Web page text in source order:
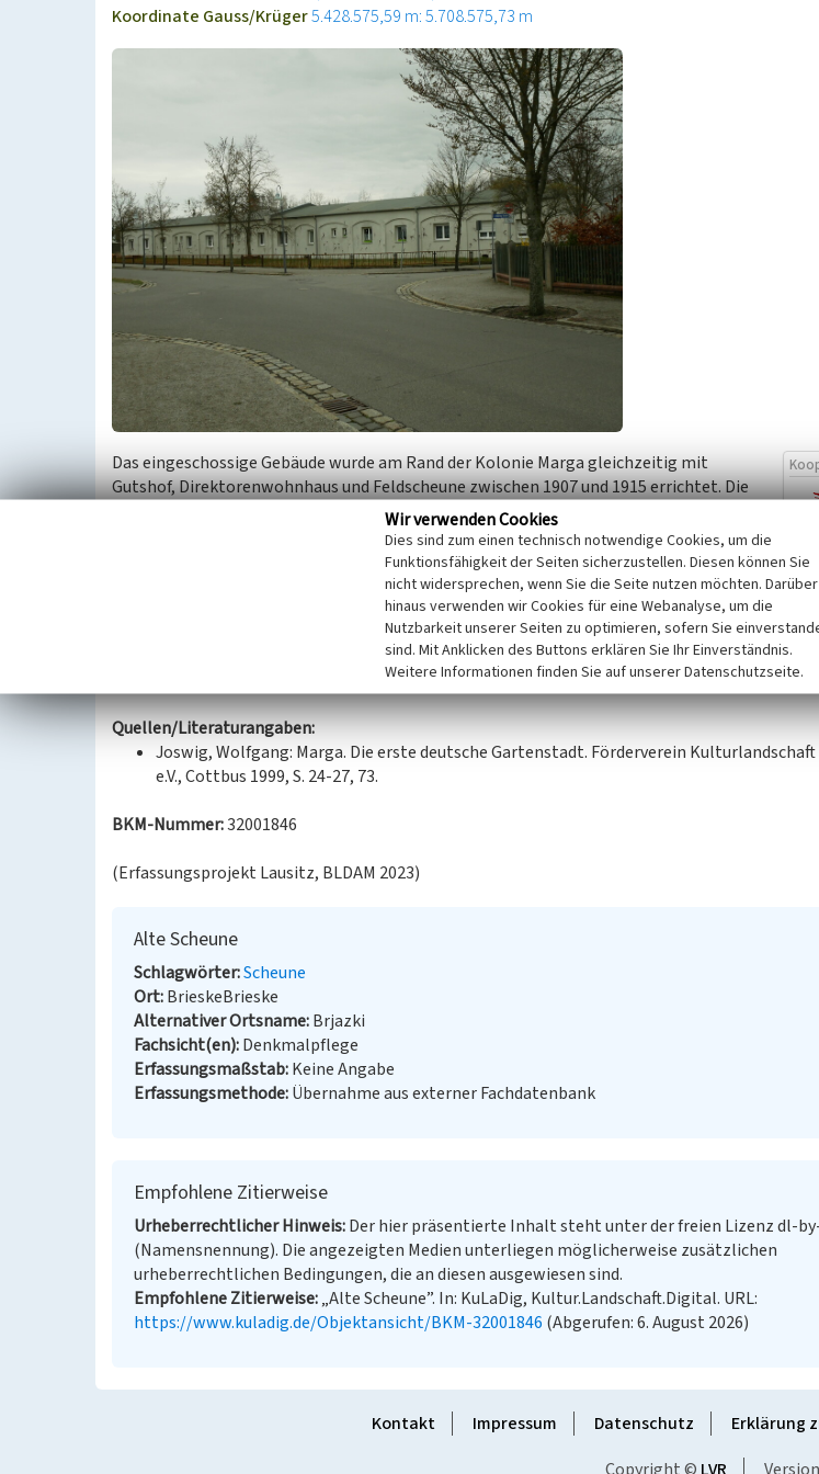
Koordinate Gauss/Krüger5.428.575,59 m: 5.708.575,73 m
Das eingeschossige Gebäude wurde am Rand der Kolonie Marga gleichzeitig mit
Gutshof, Direktorenwohnhaus und Feldscheune zwischen 1907 und 1915 errichtet. Die
Fassade vermittelt durch die Reihung großer Segmentbögen, die scheinbar in Stützen
auslaufen, die Anmutung einer vorgelegten Arkade.
Die Scheune wurde zu Wohnzwecken umgebaut.
Quellen/Literaturangaben:
Joswig, Wolfgang: Marga. Die erste deutsche Gartenstadt. Förderverein
e.V., Cottbus 1999, S. 24-27, 73.
BKM-Nummer:32001846
(Erfassungsprojekt Lausitz, BLDAM 2023)
Alte Scheune
Schlagwörter Scheune
Ort BrieskeBrieske
Alternativer Ortsname Brjazki
Fachsicht(en) Denkmalpflege
Erfassungsmaßstab Keine Angabe
Erfassungsmethode Übernahme aus externer Fachdatenbank
Empfohlene Zitierweise
Urheberrechtlicher Hinweis Der hier präsentierte Inhalt steht unter der freien Lizenz dl-
(Namensnennung). Die angezeigten Medien unterliegen möglicherweise zusätzlichen
urheberrechtlichen Bedingungen, die an diesen ausgewiesen sind.
Empfohlene Zitierweise „Alte Scheune”. In: KuLaDig, Kultur.Landschaft.Digital. URL:
https://www.kuladig.de/Objektansicht/BKM-32001846 (Abgerufen: 6. August 2026)
Kontakt Impressum Datenschutz Erklärung
Wir verwenden Cookies
Dies sind zum einen technisch notwendige Cookies, um die
Funktionsfähigkeit der Seiten sicherzustellen. Diesen können Sie
nicht widersprechen, wenn Sie die Seite nutzen möchten. Darüber
hinaus verwenden wir Cookies für eine Webanalyse, um die
Nutzbarkeit unserer Seiten zu optimieren, sofern Sie
sind. Mit Anklicken des Buttons erklären Sie Ihr Einverständnis.
Weitere Informationen finden Sie auf unserer Datenschutzseite.